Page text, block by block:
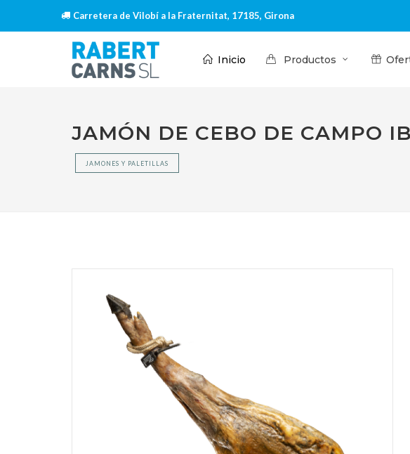
Carretera de Vilobí a la Fraternitat, 17185, Girona
Inicio Productos
JAMÓN DE CEBO DE CAMPO
JAMONES Y PALETILLAS